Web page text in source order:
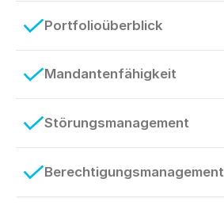
Portfolioüberblick
Mandantenfähigkeit
Störungsmanagement
Berechtigungsmanagement